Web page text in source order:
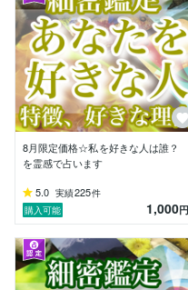
「あなた、怖いよ」
その瞬間、胸に剣を突き
した。大好きな人から
かなく、何も言えませ
それ以来、不安を口に
なりました。けれども
性と関係を持っている
されることに…。本当に
らどうしたらうまくや
この体験から私は強く
未来は良くも悪くも変
不安や嫉妬に心を支配
し、安心した気持ちで
愛される未来へと進め
8月限定価格☆私を好きな人は誰？
を霊感で占います
5.0 実績225件
購入可能
1,000円